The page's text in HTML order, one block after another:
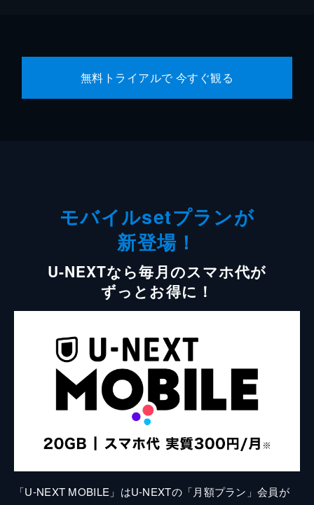
無料トライアルで 今すぐ観る
モバイルsetプランが
新登場！
U-NEXTなら毎月のスマホ代が
ずっとお得に！
「U-NEXT MOBILE」はU-NEXTの「月額プラン」会員が